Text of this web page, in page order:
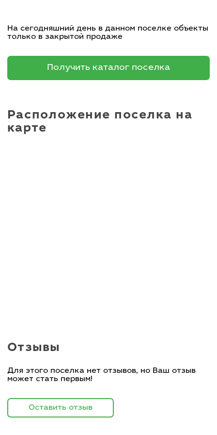
На сегодняшний день в данном поселке объекты
только в закрытой продаже
Получить каталог поселка
Расположение поселка на
карте
Отзывы
Для этого поселка нет отзывов, но Ваш отзыв
может стать первым!
Оставить отзыв